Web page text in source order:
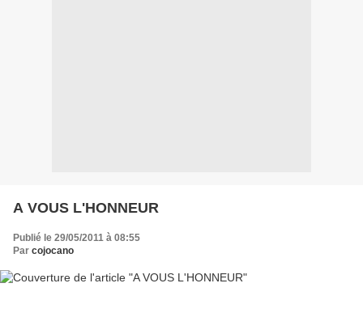
A VOUS L'HONNEUR
Publié le 29/05/2011 à 08:55
Par cojocano